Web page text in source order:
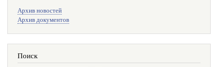
поиска
Архив новостей
Архив документов
Поиск